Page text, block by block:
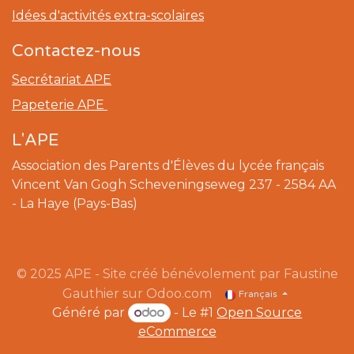
Idées d'activités extra-scolaires
Contactez-nous
Secrétariat APE
Papeterie APE
L'APE
Association des Parents d'Élèves du lycée français
Vincent Van Gogh Scheveningseweg 237 - 2584 AA
- La Haye (​Pays-Bas)
© 2025 APE - Site créé bénévolement par Faustine
Gauthier sur Odoo.com
Français
Généré par - Le #1Open Source
eCommerce